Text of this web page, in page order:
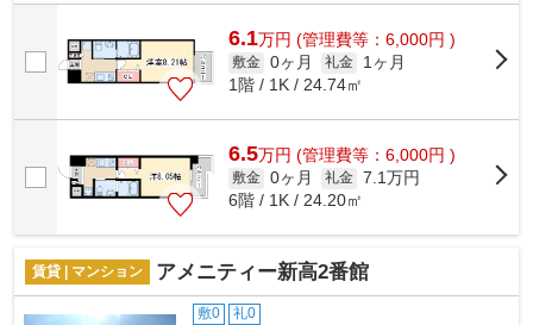
風良好のマンションです。当社スタッフが...
6.1万円 (管理費等：6,000円 )
敷金 0ヶ月 礼金
1ヶ月
1階 / 1K / 24.74㎡
6.5万円 (管理費等：6,000円 )
敷金 0ヶ月 礼金 7.1万円
6階 / 1K / 24.20㎡
賃貸 | マンション アメニティー新高2番館
敷0 礼0